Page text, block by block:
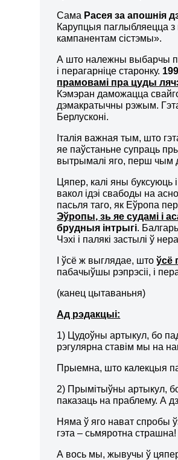
Сама Расея за апошнія
Карупцыя паглыбляецца
кампанентам сістэмы».
А што належны выбарчы
і перагарніце старонку.
прамовамі пра цуды
Кэмэран даможацца
дэмакратычны рэжым.
Берлусконі.
Італія важная тым, што
яе паўстаньне супраць
вытрымалі яго, перш чым
Цяпер, калі яны буксуюць
вакол ідэі свабоды на
пасьля таго, як Еўропа
Эўропы, зь яе судамі і
брудныя інтрыгі.
Чэхі і палякі застылі ў
І ўсё ж выглядае, штоўсё
пабачыўшы рэпрэсіі, і
(канец цытаваньня)
Ад рэдакцыі:
1) Цудоўны артыкул, бо
рэгулярна ставім мы на
Прыемна, што калекцыя
2) Прымітыўны артыкул,
паказаць на праблему. А
Няма ў яго нават спробы
гэта – сьмяротна
А вось мы, жывучы ў